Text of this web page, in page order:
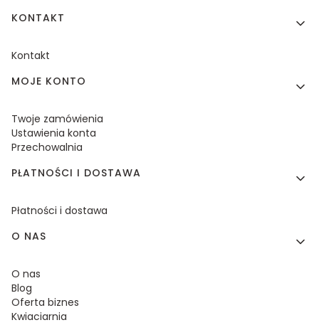
KONTAKT
Kontakt
MOJE KONTO
Twoje zamówienia
Ustawienia konta
Przechowalnia
PŁATNOŚCI I DOSTAWA
Płatności i dostawa
O NAS
O nas
Blog
Oferta biznes
Kwiaciarnia